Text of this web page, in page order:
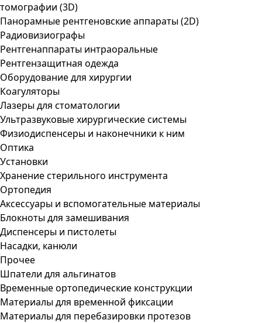
томографии (3D)
Панорамные рентгеновские аппараты (2D)
Радиовизиографы
Рентгенаппараты интраоральные
Рентгензащитная одежда
Оборудование для хирургии
Коагуляторы
Лазеры для стоматологии
Ультразвуковые хирургические системы
Физиодиспенсеры и наконечники к ним
Оптика
Установки
Хранение стерильного инструмента
Ортопедия
Аксессуары и вспомогательные материалы
Блокноты для замешивания
Диспенсеры и пистолеты
Насадки, канюли
Прочее
Шпатели для альгинатов
Временные ортопедические конструкции
Материалы для временной фиксации
Материалы для перебазировки протезов